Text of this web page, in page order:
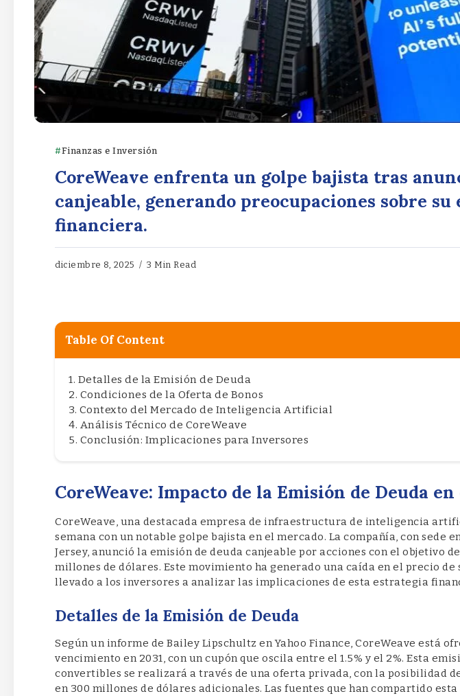
Finanzas e Inversión
CoreWeave enfrenta un golpe bajista tras
canjeable, generando preocupaciones sobre
financiera.
diciembre 8, 2025 3 Min Read
Table Of Content
Detalles de la Emisión de Deuda
Condiciones de la Oferta de Bonos
Contexto del Mercado de Inteligencia Artificial
Análisis Técnico de CoreWeave
Conclusión: Implicaciones para Inversores
CoreWeave: Impacto de la Emisión de Deuda
CoreWeave, una destacada empresa de infraestructura de inteligencia
semana con un notable golpe bajista en el mercado. La compañía, con sede
Jersey, anunció la emisión de deuda canjeable por acciones con el objetivo
millones de dólares. Este movimiento ha generado una caída en el precio de
llevado a los inversores a analizar las implicaciones de esta estrategia
Detalles de la Emisión de Deuda
Según un informe de Bailey Lipschultz en Yahoo Finance, CoreWeave está
vencimiento en 2031, con un cupón que oscila entre el 1.5% y el 2%. Esta
convertibles se realizará a través de una oferta privada, con la posibilidad
en 300 millones de dólares adicionales. Las fuentes que han compartido